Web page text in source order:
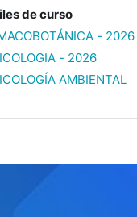
de curso
- 2026
- 2026
AMBIENTAL